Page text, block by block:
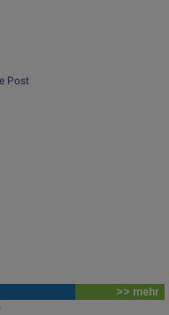
Post
>> mehr